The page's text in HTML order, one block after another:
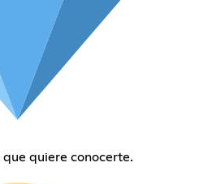
que quiere conocerte.